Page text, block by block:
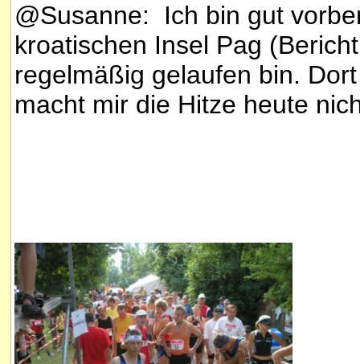
@Susanne: Ich bin gut
kroatischen Insel Pag
regelmäßig gelaufen bin.
macht mir die Hitze heute